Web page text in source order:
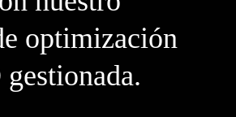
optimización